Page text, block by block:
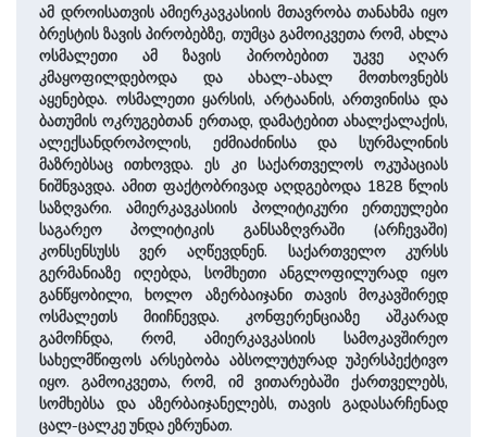
ამ დროისათვის ამიერკავკასიის მთავრობა თანახმა იყო
ბრესტის ზავის პირობებზე, თუმცა გამოიკვეთა რომ, ახლა
ოსმალეთი ამ ზავის პირობებით უკვე აღარ
კმაყოფილდებოდა და ახალ-ახალ მოთხოვნებს
აყენებდა. ოსმალეთი ყარსის, არტაანის, ართვინისა და
ბათუმის ოკრუგებთან ერთად, დამატებით ახალქალაქის,
ალექსანდროპოლის, ეძმიაძინისა და სურმალინის
მაზრებსაც ითხოვდა. ეს კი საქართველოს ოკუპაციას
ნიშნვავდა. ამით ფაქტობრივად აღდგებოდა 1828 წლის
საზღვარი. ამიერკავკასიის პოლიტიკური ერთეულები
საგარეო პოლიტიკის განსაზღვრაში (არჩევაში)
კონსენსუსს ვერ აღწევდნენ. საქართველო კურსს
გერმანიაზე იღებდა, სომხეთი ანგლოფილურად იყო
განწყობილი, ხოლო აზერბაიჯანი თავის მოკავშირედ
ოსმალეთს მიიჩნევდა. კონფერენციაზე აშკარად
გამოჩნდა, რომ, ამიერკავკასიის სამოკავშირეო
სახელმწიფოს არსებობა აბსოლუტურად უპერსპექტივო
იყო. გამოიკვეთა, რომ, იმ ვითარებაში ქართველებს,
სომხებსა და აზერბაიჯანელებს, თავის გადასარჩენად
ცალ-ცალკე უნდა ეზრუნათ.